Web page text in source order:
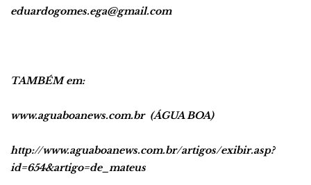
eduardogomes.ega@gmail.com
TAMBÉM em:
www.aguaboanews.com.br (ÁGUA BOA)
http://www.aguaboanews.com.br/artigos/exibir.asp?
id=654&artigo=de_mateus